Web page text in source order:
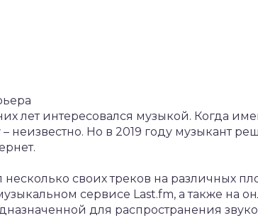
лет интересовался музыкой. Когда
неизвестно. Но в 2019 году музыкант
несколько своих треков на различных
сервисе Last.fm, а также на
для распространения